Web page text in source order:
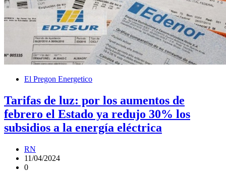
El Pregon Energetico
Tarifas de luz: por los aumentos de
febrero el Estado ya redujo 30% los
subsidios a la energía eléctrica
RN
11/04/2024
0